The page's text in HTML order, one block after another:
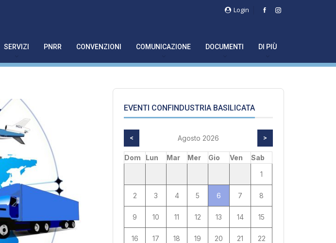
Login
SERVIZI PNRR CONVENZIONI COMUNICAZIONE DOCUMENTI DI PIÙ
EVENTI CONFINDUSTRIA BASILICATA
< Agosto 2026 >
Dom Lun Mar Mer Gio Ven
Sab
1
2 3 4 5 6 7 8
9 10 11 12 13 14 15
16 17 18 19 20 21 22